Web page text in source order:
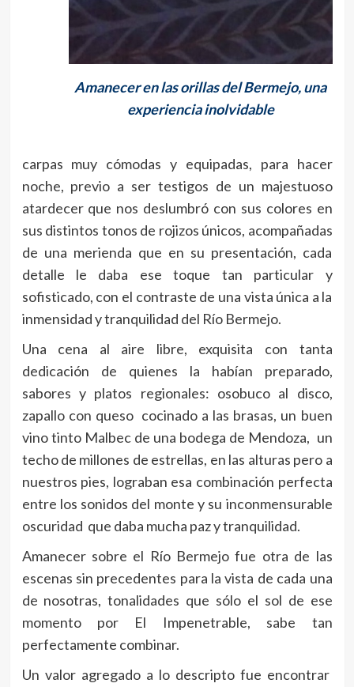
Amanecer en las orillas del Bermejo, una
experiencia inolvidable
carpas muy cómodas y equipadas, para hacer
noche, previo a ser testigos de un majestuoso
atardecer que nos deslumbró con sus colores en
sus distintos tonos de rojizos únicos, acompañadas
de una merienda que en su presentación, cada
detalle le daba ese toque tan particular y
sofisticado, con el contraste de una vista única a la
inmensidad y tranquilidad del Río Bermejo.
Una cena al aire libre, exquisita con tanta
dedicación de quienes la habían preparado,
sabores y platos regionales: osobuco al disco,
zapallo con queso cocinado a las brasas, un buen
vino tinto Malbec de una bodega de Mendoza, un
techo de millones de estrellas, en las alturas pero a
nuestros pies, lograban esa combinación perfecta
entre los sonidos del monte y su inconmensurable
oscuridad que daba mucha paz y tranquilidad.
Amanecer sobre el Río Bermejo fue otra de las
escenas sin precedentes para la vista de cada una
de nosotras, tonalidades que sólo el sol de ese
momento por El Impenetrable, sabe tan
perfectamente combinar.
Un valor agregado a lo descripto fue encontrar